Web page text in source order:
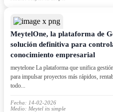
MeytelOne, la plataforma de
solución definitiva para
conocimiento empresarial
meytelone La plataforma que unifica
para impulsar proyectos más rápidos,
todo...
Fecha: 14-02-2026
Medio: Meytel its simple